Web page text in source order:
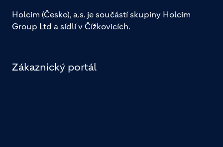
Holcim (Česko), a.s. je součástí skupiny Holcim
Group Ltd a sídlí v Čížkovicích.
Zákaznický portál